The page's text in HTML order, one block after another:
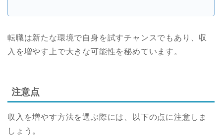
転職は新たな環境で自身を試すチャンスでもあり、収
入を増やす上で大きな可能性を秘めています。
注意点
収入を増やす方法を選ぶ際には、以下の点に注意しま
しょう。